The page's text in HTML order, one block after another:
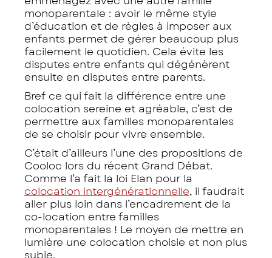
monoparentale : avoir le même style
d’éducation et de règles à imposer aux
enfants permet de gérer beaucoup plus
facilement le quotidien. Cela évite les
disputes entre enfants qui dégénèrent
ensuite en disputes entre parents.
Bref ce qui fait la différence entre une
colocation sereine et agréable, c’est de
permettre aux familles monoparentales
de se choisir pour vivre ensemble.
C’était d’ailleurs l’une des propositions de
Cooloc lors du récent Grand Débat.
Comme l’a fait la loi Elan pour la
colocation intergénérationnelle, il faudrait
aller plus loin dans l’encadrement de la
co-location entre familles
monoparentales ! Le moyen de mettre en
lumière une colocation choisie et non plus